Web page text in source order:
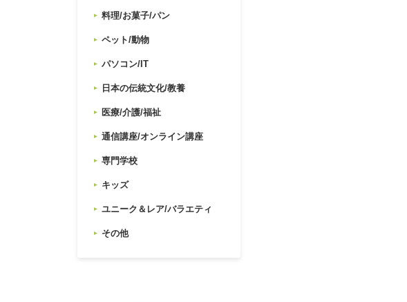
料理/お菓子/パン
ペット/動物
パソコン/IT
日本の伝統文化/教養
医療/介護/福祉
通信講座/オンライン講座
専門学校
キッズ
ユニーク＆レア/バラエティ
その他